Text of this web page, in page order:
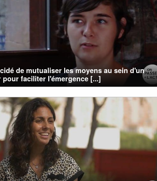
de mutualiser les moyens au sein d'un
pour faciliter l'émergence [...]